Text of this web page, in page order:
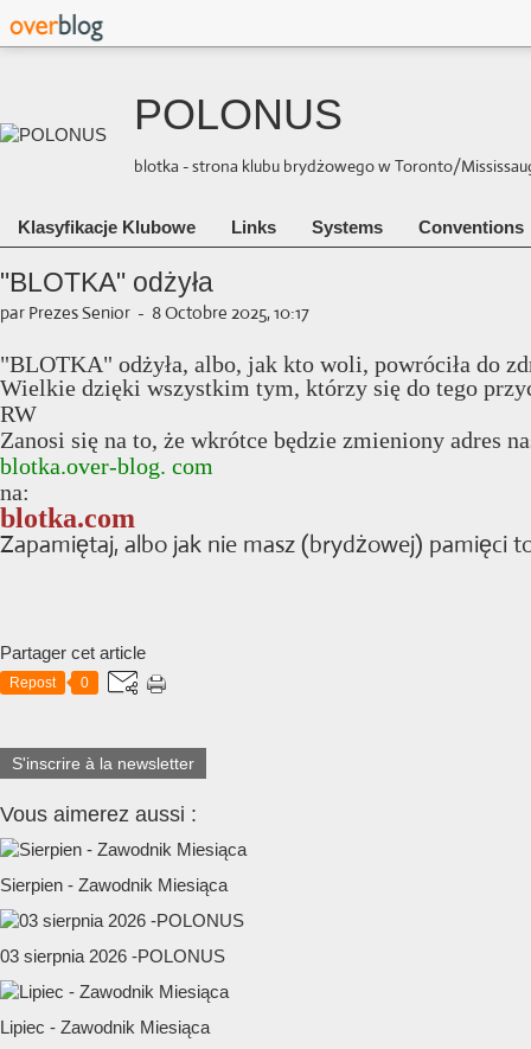
POLONUS
blotka - strona klubu brydżowego w Toronto/
Klasyfikacje Klubowe Links Systems Conventions
"BLOTKA" odżyła
par Prezes Senior - 8 Octobre 2025, 10:17
"BLOTKA" odżyła, albo, jak kto woli, powróciła do
Wielkie dzięki wszystkim tym, którzy się do tego
RW
Zanosi się na to, że wkrótce będzie zmieniony adres
blotka.over-blog. com
na:
blotka.com
Zapamiętaj, albo jak nie masz (brydżowej) pamięci
Partager cet article
Repost 0
S'inscrire à la newsletter
Vous aimerez aussi :
Sierpien - Zawodnik Miesiąca
03 sierpnia 2026 -POLONUS
Lipiec - Zawodnik Miesiąca